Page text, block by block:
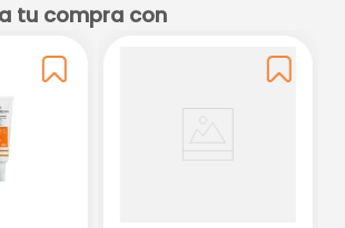
favor, inicia sesión para
un comentario.
tu compra con